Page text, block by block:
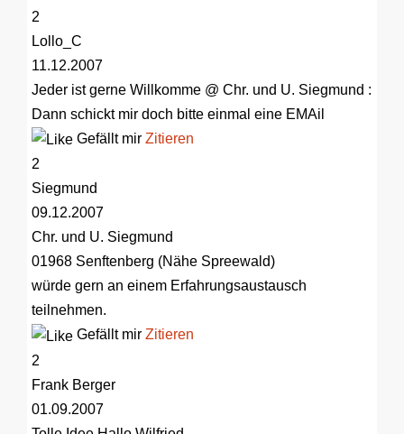
2
Lollo_C
11.12.2007
Jeder ist gerne Willkomme @ Chr. und U. Siegmund :
Dann schickt mir doch bitte einmal eine EMAil
Gefällt mir Zitieren
2
Siegmund
09.12.2007
Chr. und U. Siegmund
01968 Senftenberg (Nähe Spreewald)
würde gern an einem Erfahrungsaustausch
teilnehmen.
Gefällt mir Zitieren
2
Frank Berger
01.09.2007